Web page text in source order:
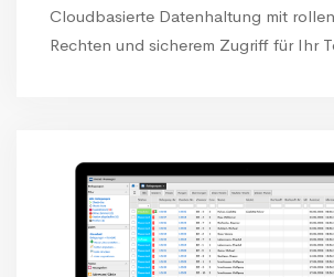
Cloudbasierte Datenhaltung mit
Rechten und sicherem Zugriff für Ihr